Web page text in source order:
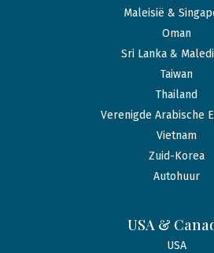
Maleisië &
Oman
Sri Lanka &
Taiwan
Thailand
Verenigde Arabische
Vietnam
Zuid-Korea
Autohuur
USA &
USA